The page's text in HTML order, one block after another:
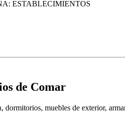
de Comar
muebles de exterior,